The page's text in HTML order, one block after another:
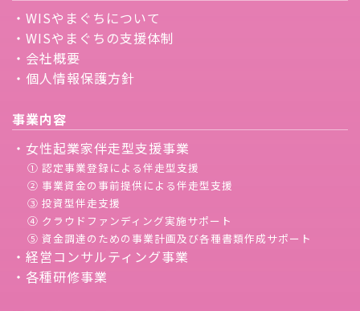
・WISやまぐちについて
・WISやまぐちの支援体制
・会社概要
・個人情報保護方針
事業内容
・女性起業家伴走型支援事業
① 認定事業登録による伴走型支援
② 事業資金の事前提供による伴走型支援
③ 投資型伴走支援
④ クラウドファンディング実施サポート
⑤ 資金調達のための事業計画及び各種書類作成サポート
・経営コンサルティング事業
・各種研修事業